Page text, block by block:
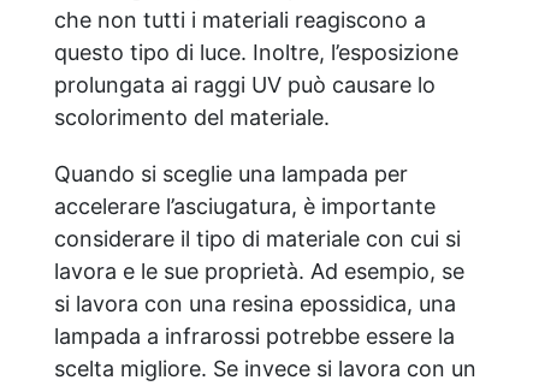
che non tutti i materiali reagiscono a
questo tipo di luce. Inoltre, l’esposizione
prolungata ai raggi UV può causare lo
scolorimento del materiale.
Quando si sceglie una lampada per
accelerare l’asciugatura, è importante
considerare il tipo di materiale con cui si
lavora e le sue proprietà. Ad esempio, se
si lavora con una resina epossidica, una
lampada a infrarossi potrebbe essere la
scelta migliore. Se invece si lavora con un